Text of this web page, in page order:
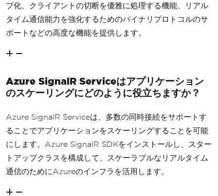
プ化、クライアントの切断を優雅に処理する機能、リアル
タイム通信能力を強化するためのバイナリプロトコルのサ
ポートなどの高度な機能を提供します。
Azure SignalR Serviceはアプリケーション
のスケーリングにどのように役立ちますか？
Azure SignalR Serviceは、多数の同時接続をサポートす
ることでアプリケーションをスケーリングすることを可能
にします。Azure SignalR SDKをインストールし、スター
トアップクラスを構成して、スケーラブルなリアルタイム
通信のためにAzureのインフラを活用します。